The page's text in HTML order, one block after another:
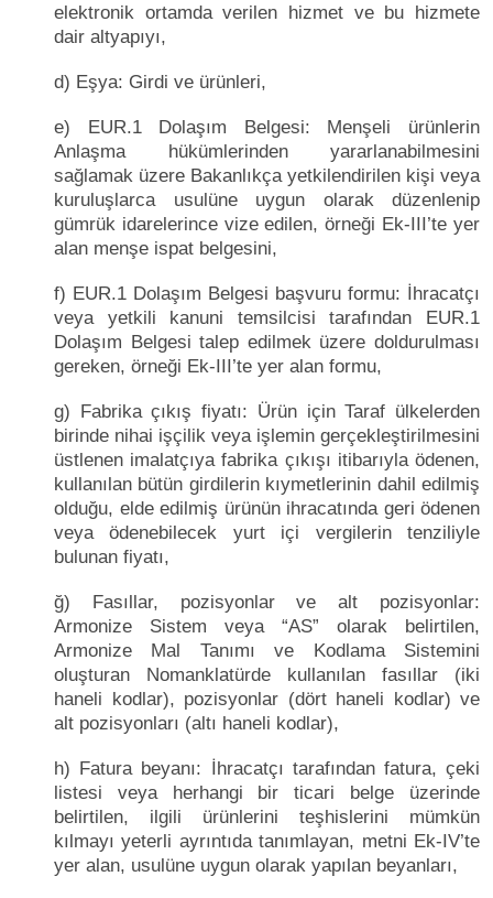
elektronik ortamda verilen hizmet ve bu hizmete
dair altyapıyı,
d) Eşya: Girdi ve ürünleri,
e) EUR.1 Dolaşım Belgesi: Menşeli ürünlerin
Anlaşma hükümlerinden yararlanabilmesini
sağlamak üzere Bakanlıkça yetkilendirilen kişi veya
kuruluşlarca usulüne uygun olarak düzenlenip
gümrük idarelerince vize edilen, örneği Ek-III’te yer
alan menşe ispat belgesini,
f) EUR.1 Dolaşım Belgesi başvuru formu: İhracatçı
veya yetkili kanuni temsilcisi tarafından EUR.1
Dolaşım Belgesi talep edilmek üzere doldurulması
gereken, örneği Ek-III’te yer alan formu,
g) Fabrika çıkış fiyatı: Ürün için Taraf ülkelerden
birinde nihai işçilik veya işlemin gerçekleştirilmesini
üstlenen imalatçıya fabrika çıkışı itibarıyla ödenen,
kullanılan bütün girdilerin kıymetlerinin dahil edilmiş
olduğu, elde edilmiş ürünün ihracatında geri ödenen
veya ödenebilecek yurt içi vergilerin tenziliyle
bulunan fiyatı,
ğ) Fasıllar, pozisyonlar ve alt pozisyonlar:
Armonize Sistem veya “AS” olarak belirtilen,
Armonize Mal Tanımı ve Kodlama Sistemini
oluşturan Nomanklatürde kullanılan fasıllar (iki
haneli kodlar), pozisyonlar (dört haneli kodlar) ve
alt pozisyonları (altı haneli kodlar),
h) Fatura beyanı: İhracatçı tarafından fatura, çeki
listesi veya herhangi bir ticari belge üzerinde
belirtilen, ilgili ürünlerini teşhislerini mümkün
kılmayı yeterli ayrıntıda tanımlayan, metni Ek-IV’te
yer alan, usulüne uygun olarak yapılan beyanları,